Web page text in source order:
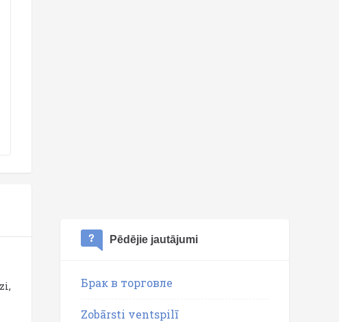
Pēdējie jautājumi
Брак в торговле
Zobārsti ventspilī